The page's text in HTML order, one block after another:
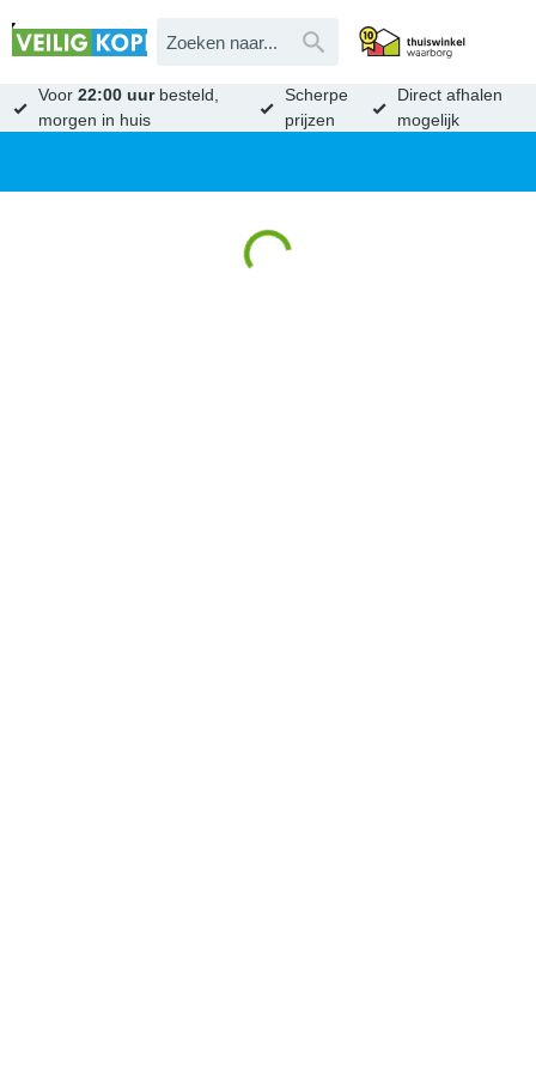
Voor22:00 uurbesteld,
morgen in huis
Scherpe
prijzen
Direct afhalen
mogelijk